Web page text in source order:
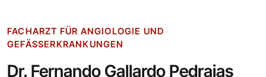
FACHARZT FÜR ANGIOLOGIE UND
GEFÄSSERKRANKUNGEN
Dr. Fernando Gallardo Pedrajas